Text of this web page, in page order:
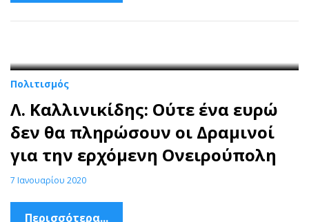
Πολιτισμός
Λ. Καλλινικίδης: Ούτε ένα ευρώ
δεν θα πληρώσουν οι Δραμινοί
για την ερχόμενη Ονειρούπολη
7 Ιανουαρίου 2020
Περισσότερα...